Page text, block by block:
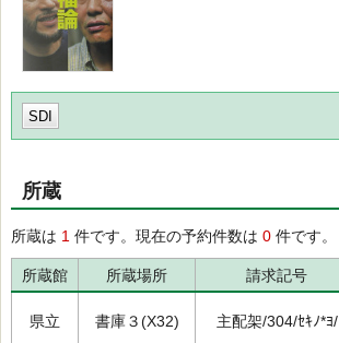
SDI
所蔵
所蔵は 1 件です。現在の予約件数は 0 件です。
所蔵館 所蔵場所 請求記号
県立 書庫３(X32) 主配架/304/ｾｷﾉ*ﾖ/